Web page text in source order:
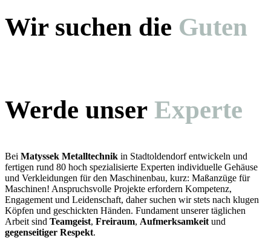
Wir suchen die Guten
Werde unser Experte
Bei Matyssek Metalltechnik in Stadtoldendorf entwickeln und
fertigen rund 80 hoch spezialisierte Experten individuelle Gehäuse
und Verkleidungen für den Maschinenbau, kurz: Maßanzüge für
Maschinen! Anspruchsvolle Projekte erfordern Kompetenz,
Engagement und Leidenschaft, daher suchen wir stets nach klugen
Köpfen und geschickten Händen. Fundament unserer täglichen
Arbeit sind Teamgeist, Freiraum, Aufmerksamkeit und
gegenseitiger Respekt.